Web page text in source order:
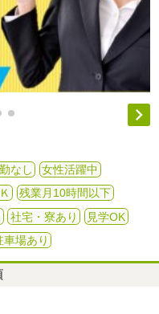

なし
女性活躍中
残業月10時間以下
社宅・寮あり
見学OK
車場あり